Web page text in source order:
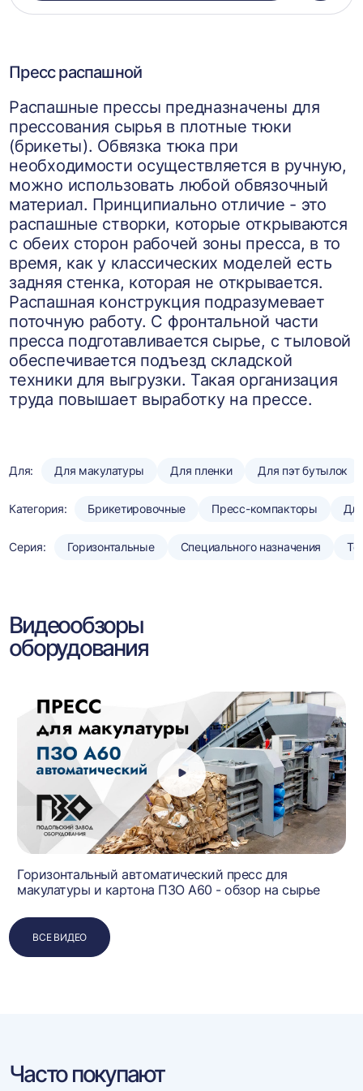
Пресс распашной
Распашные прессы предназначены для
прессования сырья в плотные тюки
(брикеты). Обвязка тюка при
необходимости осуществляется в ручную,
можно использовать любой обвязочный
материал. Принципиально отличие - это
распашные створки, которые открываются
с обеих сторон рабочей зоны пресса, в то
время, как у классических моделей есть
задняя стенка, которая не открывается.
Распашная конструкция подразумевает
поточную работу. С фронтальной части
пресса подготавливается сырье, с тыловой
обеспечивается подъезд складской
техники для выгрузки. Такая организация
труда повышает выработку на прессе.
Для: Для макулатуры Для пленки Для пэт бутылок
Категория: Брикетировочные Пресс-компакторы
Серия: Горизонтальные Специального назначения
Видеообзоры
оборудования
Горизонтальный автоматический пресс для
макулатуры и картона ПЗО А60 - обзор на сырье
ВСЕ ВИДЕО
Часто покупают